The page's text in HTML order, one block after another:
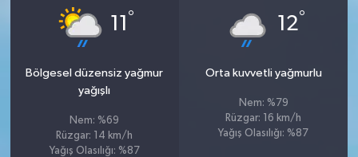
11 °
Bölgesel düzensiz yağmur
yağışlı
Nem: %69
Rüzgar: 14 km/h
Yağış Olasılığı: %87
12°
Orta kuvvetli yağmurlu
Nem: %79
Rüzgar: 16 km/h
Yağış Olasılığı: %87